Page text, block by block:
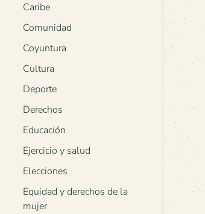
Caribe
Comunidad
Coyuntura
Cultura
Deporte
Derechos
Educación
Ejercicio y salud
Elecciones
Equidad y derechos de la
mujer